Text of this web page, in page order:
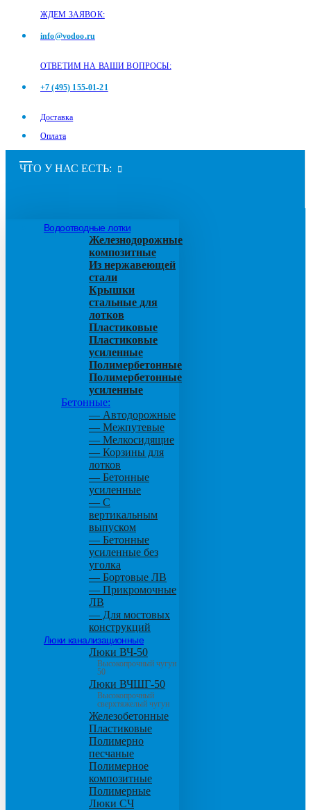
ЖДЕМ ЗАЯВОК:
info@vodoo.ru
ОТВЕТИМ НА ВАШИ ВОПРОСЫ:
+7 (495) 155-01-21
Доставка
Оплата
ЧТО У НАС ЕСТЬ:
Водоотводные лотки
Железнодорожные
композитные
Из нержавеющей
стали
Крышки
стальные для
лотков
Пластиковые
Пластиковые
усиленные
Полимербетонные
Полимербетонные
усиленные
Бетонные:
— Автодорожные
— Межпутевые
— Мелкосидящие
— Корзины для
лотков
— Бетонные
усиленные
— С
вертикальным
выпуском
— Бетонные
усиленные без
уголка
— Бортовые ЛВ
— Прикромочные
ЛВ
— Для мостовых
конструкций
Люки канализационные
Люки ВЧ-50
Высокопрочный чугун
50
Люки ВЧШГ-50
Высокопрочный
сверхтяжелый чугун
Железобетонные
Пластиковые
Полимерно
песчаные
Полимерное
композитные
Полимерные
Люки СЧ